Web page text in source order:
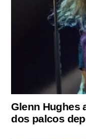
Glenn Hughes
dos palcos